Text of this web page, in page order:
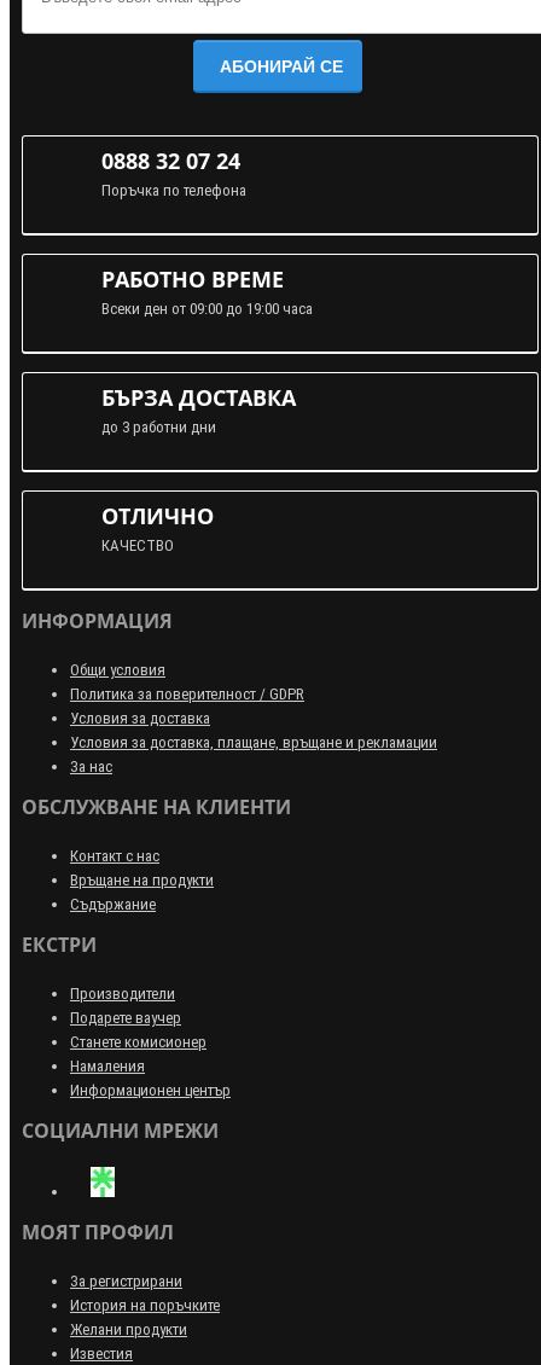
АБОНИРАЙ СЕ
0888 32 07 24
Поръчка по телефона
РАБОТНО ВРЕМЕ
Всеки ден от 09:00 до 19:00 часа
БЪРЗА ДОСТАВКА
до 3 работни дни
ОТЛИЧНО
КАЧЕСТВО
ИНФОРМАЦИЯ
Общи условия
Политика за поверителност / GDPR
Условия за доставка
Условия за доставка, плащане, връщане и рекламации
За нас
ОБСЛУЖВАНЕ НА КЛИЕНТИ
Контакт с нас
Връщане на продукти
Съдържание
ЕКСТРИ
Производители
Подарете ваучер
Станете комисионер
Намаления
Информационен център
СОЦИАЛНИ МРЕЖИ
МОЯТ ПРОФИЛ
За регистрирани
История на поръчките
Желани продукти
Известия